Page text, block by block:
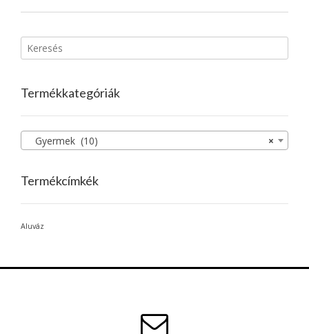
Termékkategóriák
×
Gyermek (10)
Termékcímkék
Aluváz